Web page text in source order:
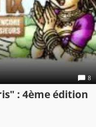
8
: 4ème édition